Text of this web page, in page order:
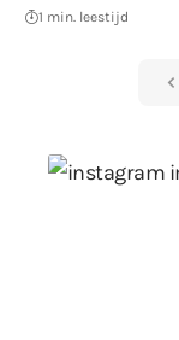
1 min. leestijd